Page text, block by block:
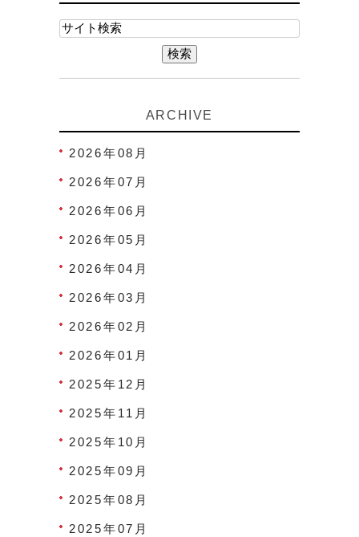
ARCHIVE
2026年08月
2026年07月
2026年06月
2026年05月
2026年04月
2026年03月
2026年02月
2026年01月
2025年12月
2025年11月
2025年10月
2025年09月
2025年08月
2025年07月